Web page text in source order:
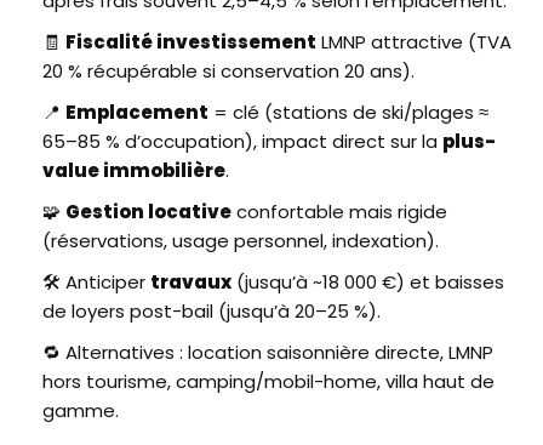
🧾 Fiscalité investissement LMNP attractive (TVA
20 % récupérable si conservation 20 ans).
📍 Emplacement = clé (stations de ski/plages ≈
65–85 % d’occupation), impact direct sur la plus-
value immobilière.
🧩 Gestion locativeconfortable mais rigide
(réservations, usage personnel, indexation).
🛠️ Anticiper travaux(jusqu’à ~18 000 €) et baisses
de loyers post-bail (jusqu’à 20–25 %).
🔁 Alternatives : location saisonnière directe, LMNP
hors tourisme, camping/mobil-home, villa haut de
gamme.